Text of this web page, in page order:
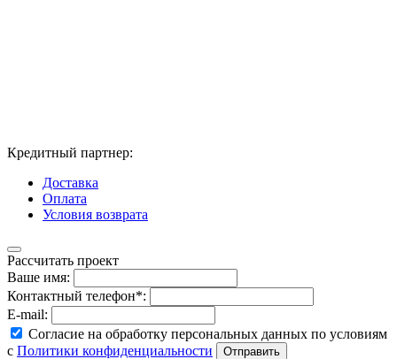
Кредитный партнер:
Доставка
Оплата
Условия возврата
Рассчитать проект
Ваше имя:
Контактный телефон*:
E-mail:
Согласие на обработку персональных данных по условиям
с Политики конфиденциальности